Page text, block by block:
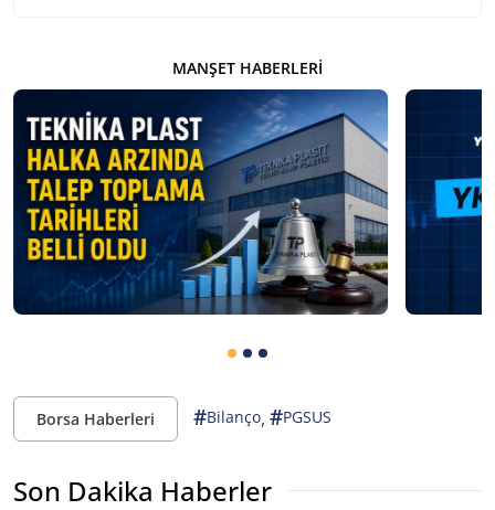
MANŞET HABERLERI
Borsa Haberleri #Bilanço, #PGSUS
Son Dakika Haberler